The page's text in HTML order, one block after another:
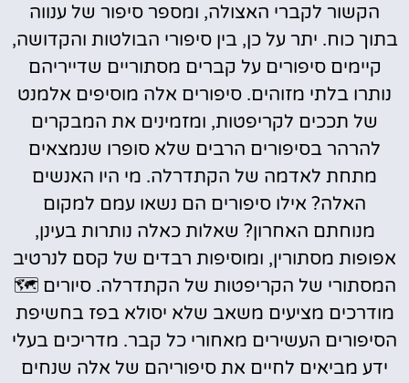
הקשור לקברי האצולה, ומספר סיפור של ענווה
בתוך כוח. יתר על כן, בין סיפורי הבולטות והקדושה,
קיימים סיפורים על קברים מסתוריים שדייריהם
נותרו בלתי מזוהים. סיפורים אלה מוסיפים אלמנט
של תככים לקריפטות, ומזמינים את המבקרים
להרהר בסיפורים הרבים שלא סופרו שנמצאים
מתחת לאדמה של הקתדרלה. מי היו האנשים
האלה? אילו סיפורים הם נשאו עמם למקום
מנוחתם האחרון? שאלות כאלה נותרות בעינן,
אפופות מסתורין, ומוסיפות רבדים של קסם לנרטיב
המסתורי של הקריפטות של הקתדרלה. סיורים 🗺️
מודרכים מציעים משאב שלא יסולא בפז בחשיפת
הסיפורים העשירים מאחורי כל קבר. מדריכים בעלי
ידע מביאים לחיים את סיפוריהם של אלה שנחים